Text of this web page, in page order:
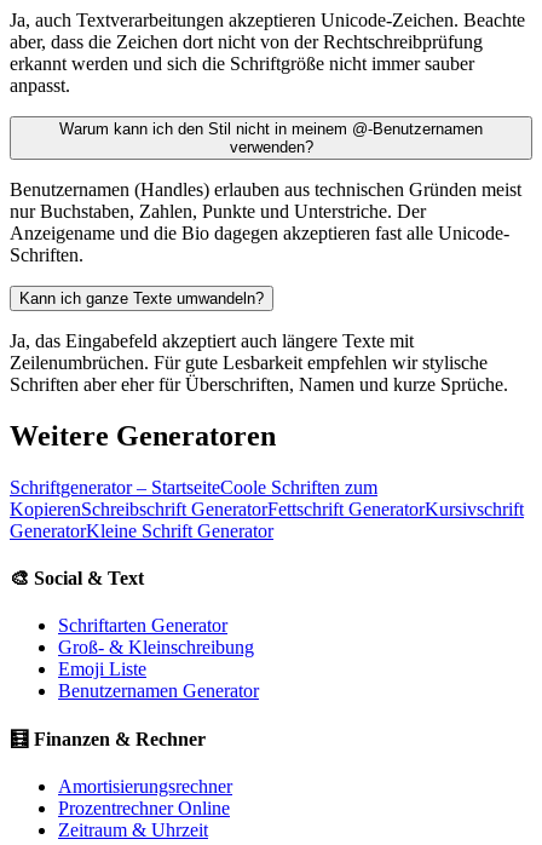
Ja, auch Textverarbeitungen akzeptieren Unicode-Zeichen. Beachte
aber, dass die Zeichen dort nicht von der Rechtschreibprüfung
erkannt werden und sich die Schriftgröße nicht immer sauber
anpasst.
Warum kann ich den Stil nicht in meinem @-Benutzernamen
verwenden?
Benutzernamen (Handles) erlauben aus technischen Gründen meist
nur Buchstaben, Zahlen, Punkte und Unterstriche. Der
Anzeigename und die Bio dagegen akzeptieren fast alle Unicode-
Schriften.
Kann ich ganze Texte umwandeln?
Ja, das Eingabefeld akzeptiert auch längere Texte mit
Zeilenumbrüchen. Für gute Lesbarkeit empfehlen wir stylische
Schriften aber eher für Überschriften, Namen und kurze Sprüche.
Weitere Generatoren
Schriftgenerator – StartseiteCoole Schriften zum
KopierenSchreibschrift GeneratorFettschrift GeneratorKursivschrift
GeneratorKleine Schrift Generator
🎨 Social & Text
Schriftarten Generator
Groß- & Kleinschreibung
Emoji Liste
Benutzernamen Generator
🧮 Finanzen & Rechner
Amortisierungsrechner
Prozentrechner Online
Zeitraum & Uhrzeit